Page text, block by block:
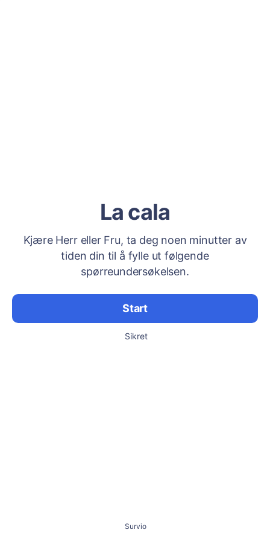
La cala
Kjære Herr eller Fru, ta deg noen minutter av
tiden din til å fylle ut følgende
spørreundersøkelsen.
Start
Sikret
Survio